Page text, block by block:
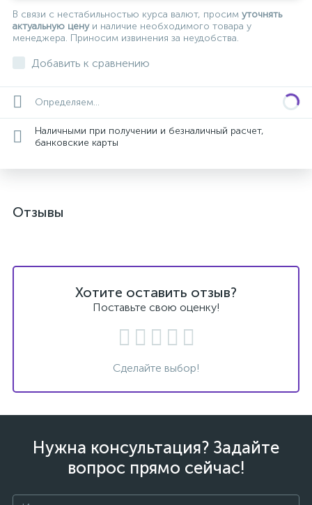
В связи с нестабильностью курса валют, просим уточнять
актуальную ценуи наличие необходимого товара у
менеджера. Приносим извинения за неудобства.
Добавить к сравнению
Определяем...
Наличными при получении и безналичный расчет,
банковские карты
Отзывы
Хотите оставить отзыв?
Поставьте свою оценку!
Сделайте выбор!
Нужна консультация? Задайте
вопрос прямо сейчас!